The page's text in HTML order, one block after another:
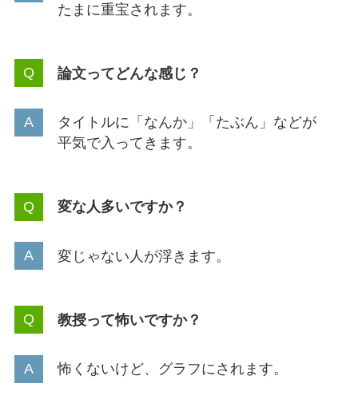
たまに重宝されます。
論文ってどんな感じ？
タイトルに「なんか」「たぶん」などが
平気で入ってきます。
変な人多いですか？
変じゃない人が浮きます。
教授って怖いですか？
怖くないけど、グラフにされます。